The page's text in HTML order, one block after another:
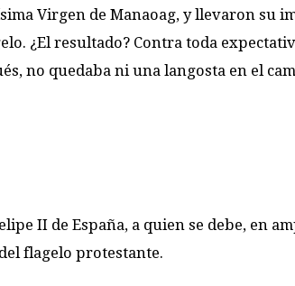
Virgen de Manaoag, y llevaron su
¿El resultado? Contra toda
no quedaba ni una langosta en el
II de España, a quien se debe, en
flagelo protestante.